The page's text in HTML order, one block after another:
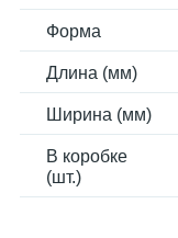
Форма
Длина (мм)
Ширина (мм)
В коробке
(шт.)